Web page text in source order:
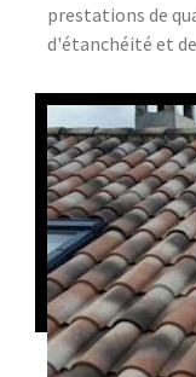
prestations de
d'étanchéité et